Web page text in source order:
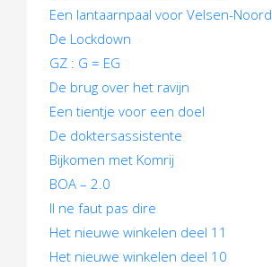
Een lantaarnpaal voor Velsen-Noord
De Lockdown
GZ : G = EG
De brug over het ravijn
Een tientje voor een doel
De doktersassistente
Bijkomen met Komrij
BOA – 2.0
Il ne faut pas dire
Het nieuwe winkelen deel 11
Het nieuwe winkelen deel 10